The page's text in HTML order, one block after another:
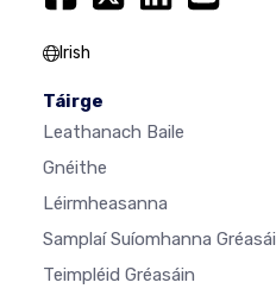
Irish
Táirge
Leathanach Baile
Gnéithe
Léirmheasanna
Samplaí Suíomhanna
Teimpléid Gréasáin